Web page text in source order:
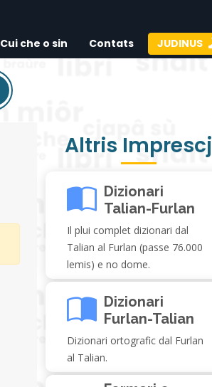
Cui che o sin Contats JUDINUS
Altris Imprescj
Dizionari
Talian-Furlan
Il plui complet dizionari dal
Talian al Furlan (passe 76.000
lemis) e no dome.
Dizionari
Furlan-Talian
Dizionari ortografic dal Furlan
al Talian.